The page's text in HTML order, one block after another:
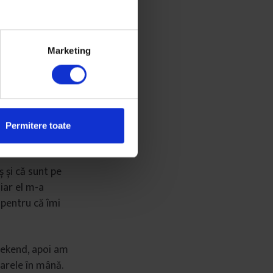
Marketing
Permitere toate
mi-a lipsit și
că sunt pe
el m-a
că îmi
apoi am
în mână.